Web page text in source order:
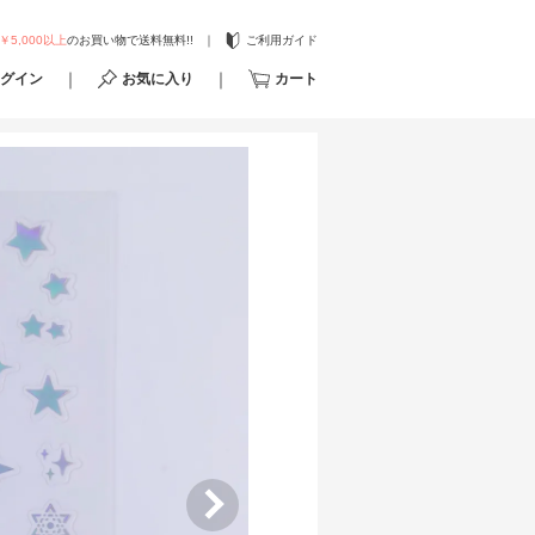
￥5,000以上のお買い物で送料無料!! ご利用ガイド
イン お気に入り カート